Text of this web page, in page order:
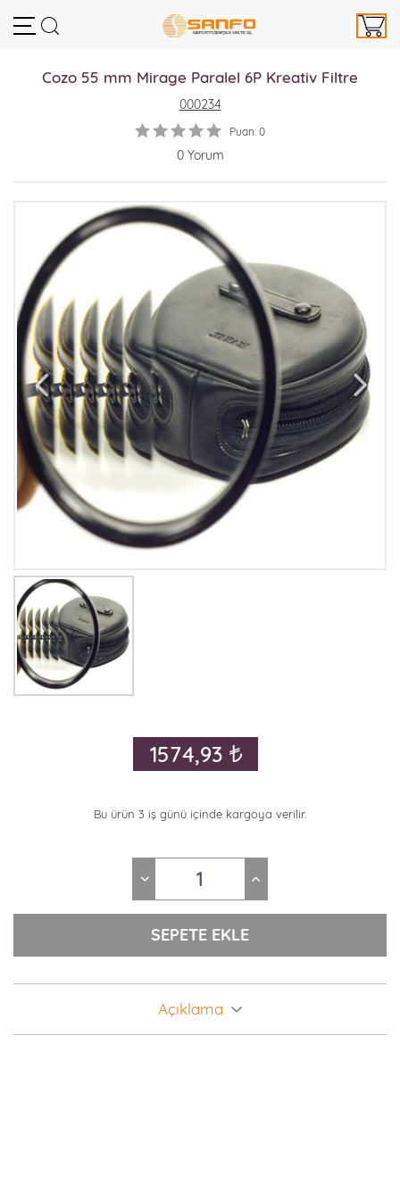
Cozo 55 mm Mirage Paralel 6P Kreativ Filtre
000234
Puan: 0
0 Yorum
1574,93
Bu ürün 3 iş günü içinde kargoya verilir.
Açıklama